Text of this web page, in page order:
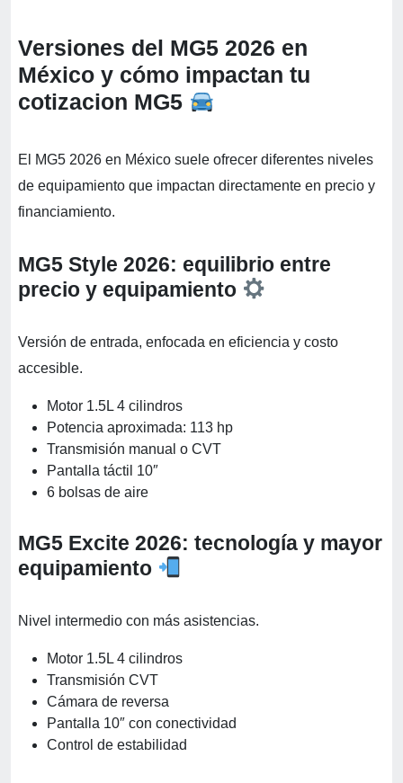
Versiones del MG5 2026 en
México y cómo impactan tu
cotizacion MG5
El MG5 2026 en México suele ofrecer diferentes niveles
de equipamiento que impactan directamente en precio y
financiamiento.
MG5 Style 2026: equilibrio entre
precio y equipamiento
Versión de entrada, enfocada en eficiencia y costo
accesible.
Motor 1.5L 4 cilindros
Potencia aproximada: 113 hp
Transmisión manual o CVT
Pantalla táctil 10″
6 bolsas de aire
MG5 Excite 2026: tecnología y mayor
equipamiento
Nivel intermedio con más asistencias.
Motor 1.5L 4 cilindros
Transmisión CVT
Cámara de reversa
Pantalla 10″ con conectividad
Control de estabilidad